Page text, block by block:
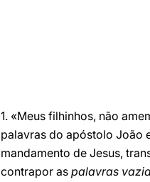
1. «Meus filhinhos, não
palavras do apóstolo João
mandamento de Jesus,
contrapor as palavras